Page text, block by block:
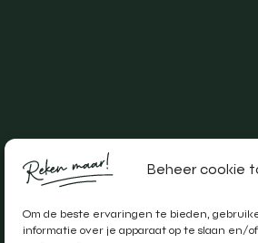
Beheer cookie
Om de beste ervaringen te bieden,
informatie over je apparaat op te slaan en/